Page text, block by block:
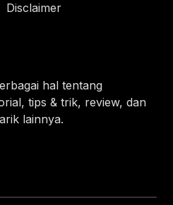
hal tentang
tips & trik, review, dan
lainnya.
Disclaimer